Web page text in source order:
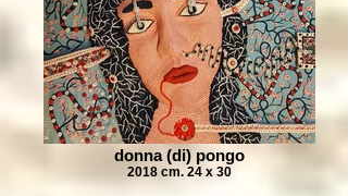
donna (di) pongo
2018 cm. 24 x 30